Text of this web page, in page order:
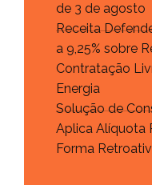
de 3 de agosto
Receita
a 9,25% sobre
Contratação
Energia
Solução de
Aplica Alíquota
Forma